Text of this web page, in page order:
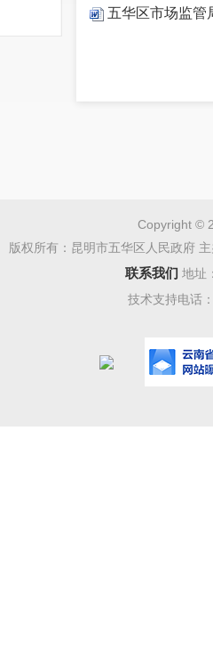
五华区市场监管
Copyright ©
版权所有：昆明市五华区人民政府
联系我们 地址
技术支持电话